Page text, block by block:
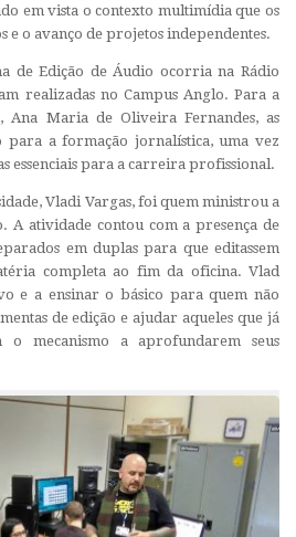
em vista o contexto multimídia que os
e o avanço de projetos independentes.
Edição de Áudio ocorria na Rádio
realizadas no Campus Anglo. Para a
Ana Maria de Oliveira Fernandes, as
para a formação jornalística, uma vez
essenciais para a carreira profissional.
Vladi Vargas, foi quem ministrou a
A atividade contou com a presença de
em duplas para que editassem
completa ao fim da oficina. Vlad
e a ensinar o básico para quem não
de edição e ajudar aqueles que já
o mecanismo a aprofundarem seus